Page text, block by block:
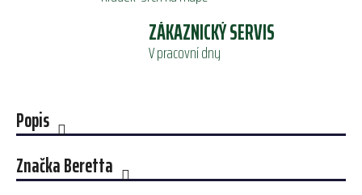
ZÁKAZNICKÝ SERVIS
V pracovní dny
Popis
ZnačkaBeretta